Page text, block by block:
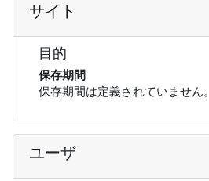
サイト
目的
保存期間
保存期間は定義されていません。
ユーザ